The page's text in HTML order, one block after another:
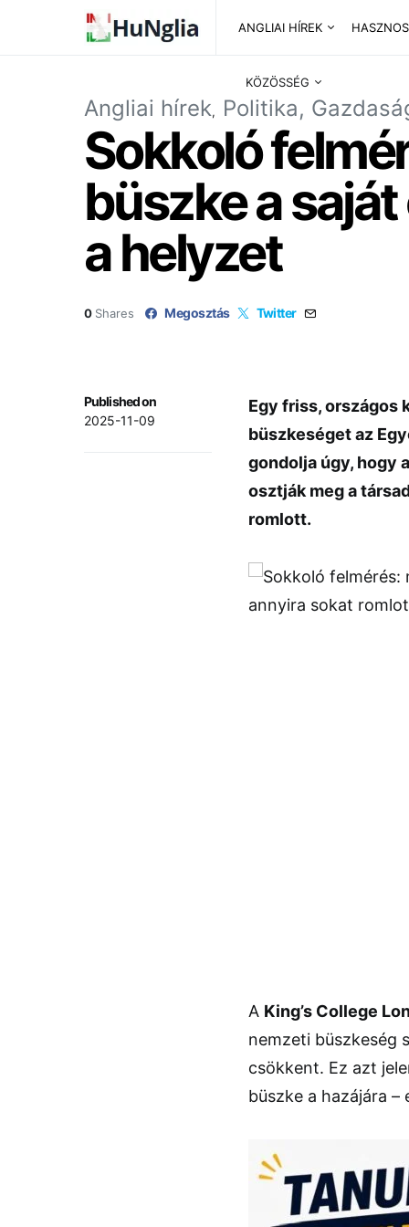
ANGLIAI HÍREK
KÖZÖSSÉG
Angliai hírek Politika,
Sokkoló
büszke a
a helyzet
0 Shares Megosztás Twitter
Published on
2025-11-09
Egy friss, országos
büszkeséget az
gondolja úgy, hogy
osztják meg a
romlott.
A King’s College
nemzeti büszkeség
csökkent. Ez azt
büszke a hazájára